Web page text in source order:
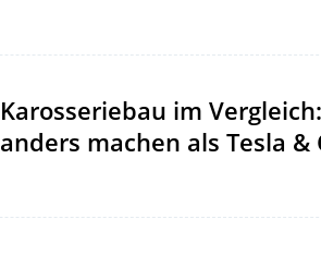
Karosseriebau im
anders machen als Tesla &